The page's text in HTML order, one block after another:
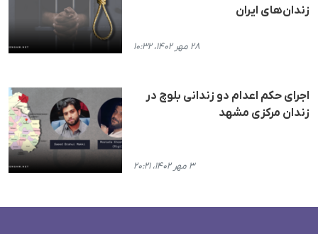
زندان‌های ایران
۲۸ مهر ۱۴۰۲، ۱۰:۳۲
اجرای حکم اعدام دو زندانی بلوچ در
زندان مرکزی مشهد
۳ مهر ۱۴۰۲، ۲۰:۲۱